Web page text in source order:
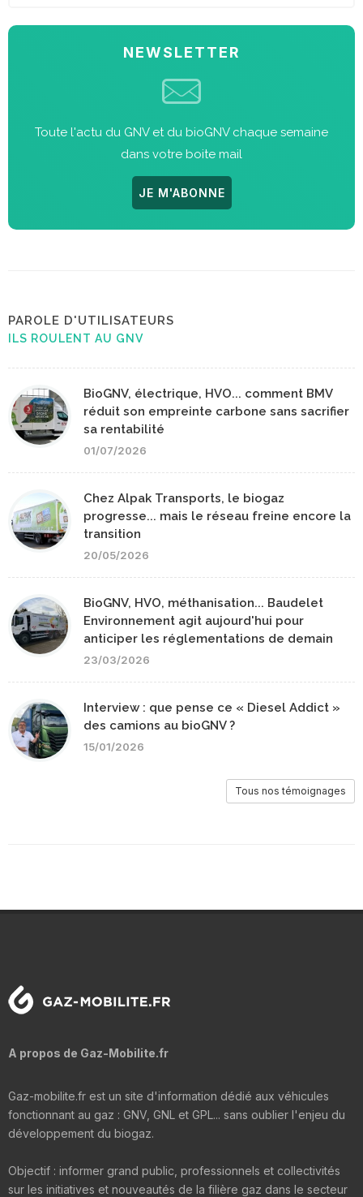
NEWSLETTER
Toute l'actu du GNV et du bioGNV chaque semaine
dans votre boite mail
JE M'ABONNE
PAROLE D'UTILISATEURS
ILS ROULENT AU GNV
BioGNV, électrique, HVO... comment BMV
réduit son empreinte carbone sans sacrifier
sa rentabilité
01/07/2026
Chez Alpak Transports, le biogaz
progresse... mais le réseau freine encore la
transition
20/05/2026
BioGNV, HVO, méthanisation... Baudelet
Environnement agit aujourd'hui pour
anticiper les réglementations de demain
23/03/2026
Interview : que pense ce « Diesel Addict »
des camions au bioGNV ?
15/01/2026
Tous nos témoignages
A propos de Gaz-Mobilite.fr
Gaz-mobilite.fr est un site d'information dédié aux véhicules
fonctionnant au gaz : GNV, GNL et GPL... sans oublier l'enjeu du
développement du biogaz.
Objectif : informer grand public, professionnels et collectivités
sur les initiatives et nouveautés de la filière gaz dans le secteur